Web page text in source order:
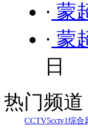
· 蒙
· 蒙
日
热门频道
CCTV5cctv1综合